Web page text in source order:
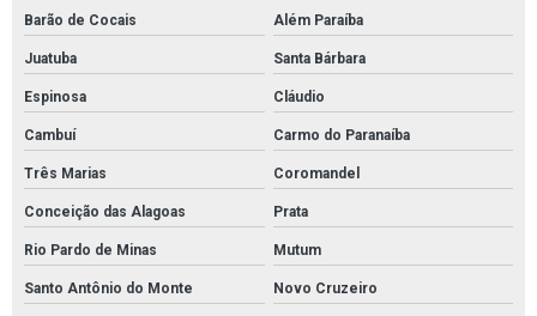
Distribuidor tubolit
Empresa de mantas absorventes de óleo
Fornecedor de absorventes industriais
Fornecedor de manta para absorção de óleo
Fornecedor de mantas absorventes para óleo
Fornecedor tubolit
Kit ambiental para vazamento de óleo
Barão de Cocais Além Paraíba
Juatuba Santa Bárbara
Espinosa Cláudio
Cambuí Carmo do Paranaíba
Três Marias Coromandel
Conceição das Alagoas Prata
Rio Pardo de Minas Mutum
Santo Antônio do Monte Novo Cruzeiro